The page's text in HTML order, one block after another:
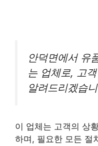
안덕면에서 유
는 업체로, 고
알려드리겠습
이 업체는 고객의 상
하며, 필요한 모든 절